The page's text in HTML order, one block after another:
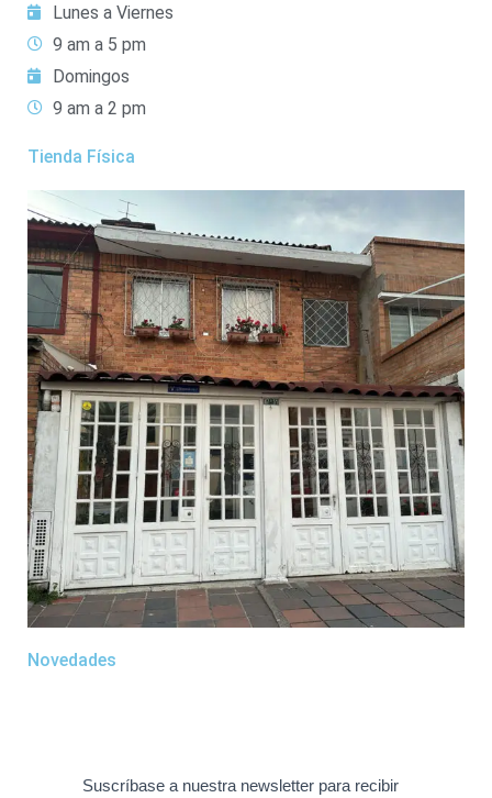
Lunes a Viernes
9 am a 5 pm
Domingos
9 am a 2 pm
Tienda Física
Novedades
Suscríbase a nuestra newsletter para recibir